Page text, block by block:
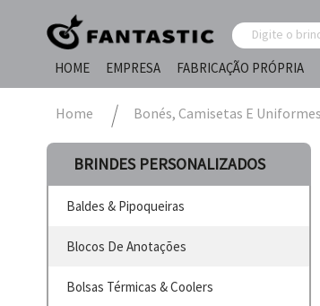
HOME
EMPRESA FABRICAÇÃO PRÓPRIA
Home Bonés, Camisetas E Uniformes
BRINDES PERSONALIZADOS
Baldes & Pipoqueiras
Blocos De Anotações
Bolsas Térmicas & Coolers